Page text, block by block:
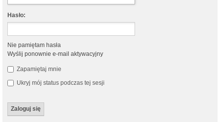
Hasło:
Nie pamiętam hasła
Wyślij ponownie e-mail aktywacyjny
Zapamiętaj mnie
Ukryj mój status podczas tej sesji